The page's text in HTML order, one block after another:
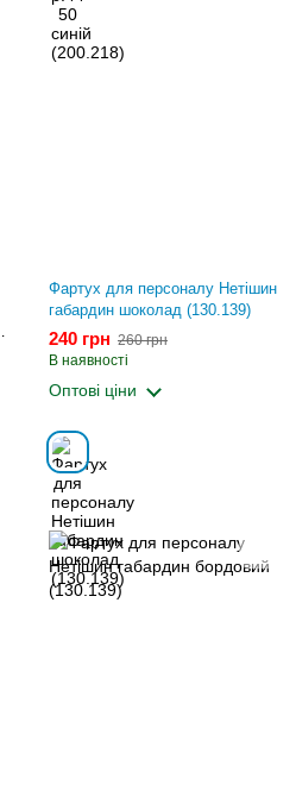
Фартух для персоналу Нетішин
габардин шоколад (130.139)
240 грн 260 грн
В наявності
Оптові ціни